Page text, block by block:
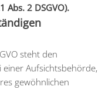
Abs. 2 DSGVO).
steht den
Aufsichtsbehörde,
gewöhnlichen